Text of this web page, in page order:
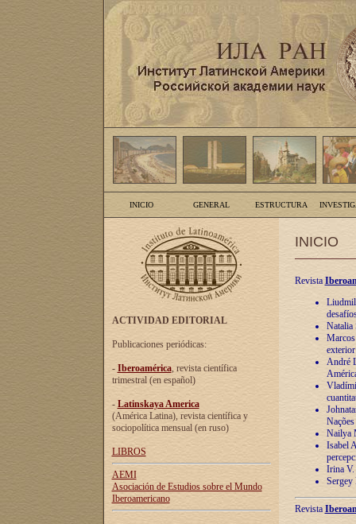
INICIO GENERAL ESTRUCTURA
ACTIVIDAD EDITORIAL
Publicaciones periódicas:
- Iberoamérica, revista científica
trimestral (en español)
- Latinskaya America
(América Latina), revista científica y
sociopolítica mensual (en ruso)
LIBROS
AEMI
Asociación de Estudios sobre el Mundo
Iberoamericano
INICIO
Revista
Natalia
André
Nailya
Isabel
Irina V.
Sergey
Revista